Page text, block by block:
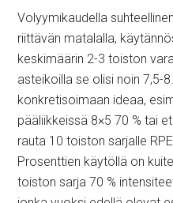
Volyymikaudella
riittävän matalalla,
keskimäärin 2-3 toiston
asteikoilla se olisi noin 7,5-
konkretisoimaan ideaa,
pääliikkeissä 8×5 70 % tai
rauta 10 toiston sarjalle
Prosenttien käytöllä on
toiston sarja 70 %